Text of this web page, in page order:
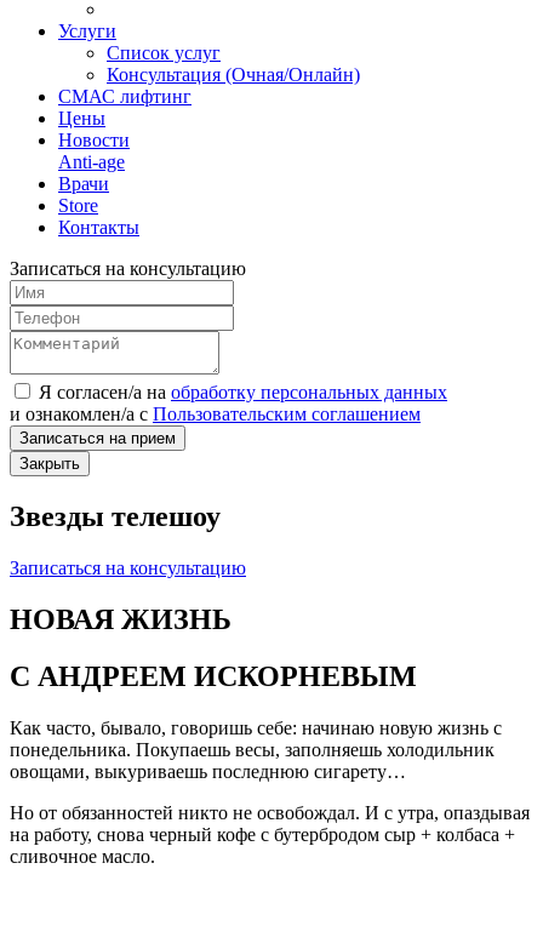
Услуги
Список услуг
Консультация (Очная/Онлайн)
СМАС лифтинг
Цены
Новости
Anti-age
Врачи
Store
Контакты
Записаться на консультацию
Я согласен/а на обработку персональных данных
и ознакомлен/а с Пользовательским соглашением
Записаться на прием
Закрыть
Звезды телешоу
Записаться на консультацию
НОВАЯ ЖИЗНЬ
С АНДРЕЕМ ИСКОРНЕВЫМ
Как часто, бывало, говоришь себе: начинаю новую жизнь с
понедельника. Покупаешь весы, заполняешь холодильник
овощами, выкуриваешь последнюю сигарету…
Но от обязанностей никто не освобождал. И с утра, опаздывая
на работу, снова черный кофе с бутербродом сыр + колбаса +
сливочное масло.